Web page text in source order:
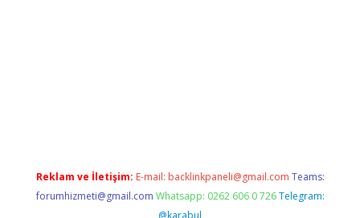
Reklam ve İletişim: E-mail: backlinkpaneli@gmail.com Teams:
forumhizmeti@gmail.com Whatsapp: 0262 606 0 726 Telegram:
@karabul